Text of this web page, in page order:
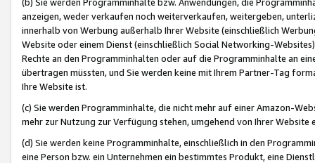
anzeigen, weder verkaufen noch weiterverkaufen, weitergeben,
innerhalb von Werbung außerhalb Ihrer Website (einschließlich
Website oder einem Dienst (einschließlich Social Networking-
Rechte an den Programminhalten oder auf die Programminhalte an
übertragen müssten, und Sie werden keine mit Ihrem Partner-Tag
Ihre Website ist.
(c) Sie werden Programminhalte, die nicht mehr auf einer Amazon-
mehr zur Nutzung zur Verfügung stehen, umgehend von Ihrer
(d) Sie werden keine Programminhalte, einschließlich in den
eine Person bzw. ein Unternehmen ein bestimmtes Produkt, eine